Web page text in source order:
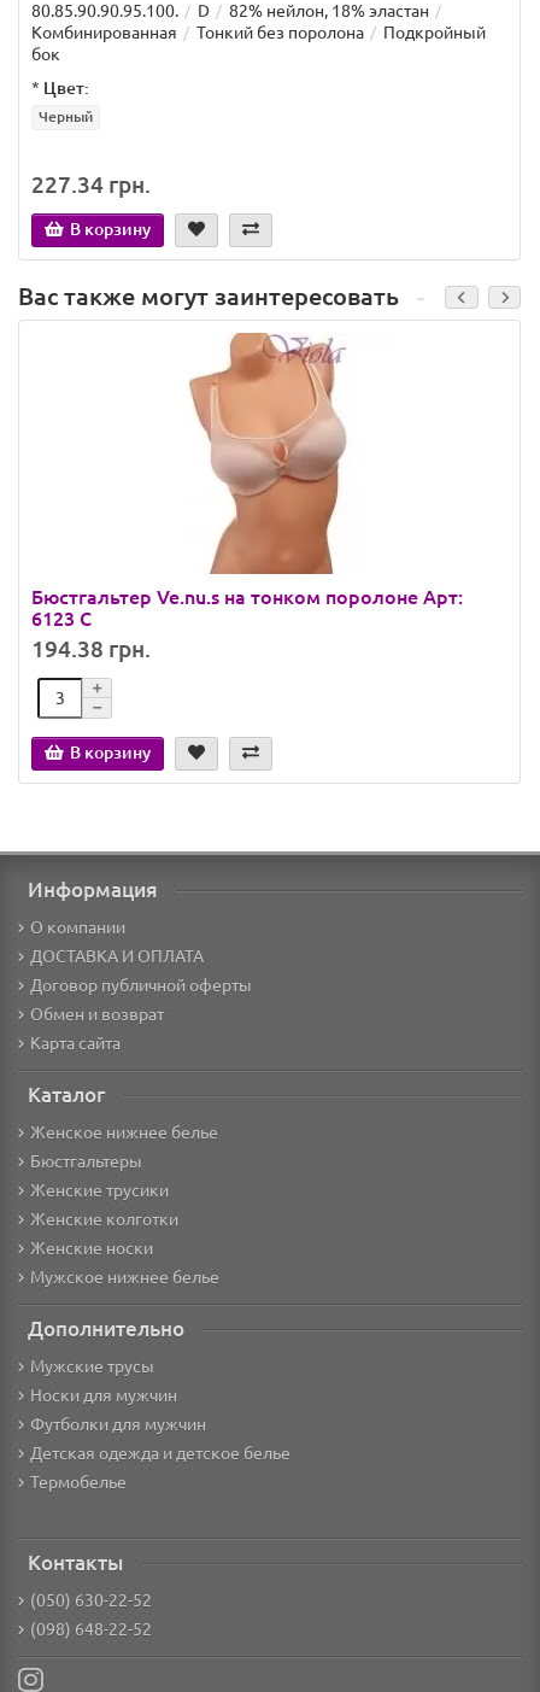
80.85.90.90.95.100. D
82% нейлон, 18% эластан
Комбинированная
Тонкий без поролона
Подкройный
бок
* Цвет:
Черный
227.34 грн.
В корзину
Вас также могут заинтересовать
Бюстгальтер Ve.nu.s на тонком поролоне Арт:
6123 C
194.38 грн.
В корзину
Информация
О компании
ДОСТАВКА И ОПЛАТА
Договор публичной оферты
Обмен и возврат
Карта сайта
Каталог
Женское нижнее белье
Бюстгальтеры
Женские трусики
Женские колготки
Женские носки
Мужское нижнее белье
Дополнительно
Мужские трусы
Носки для мужчин
Футболки для мужчин
Детская одежда и детское белье
Термобелье
Контакты
(050) 630-22-52
(098) 648-22-52